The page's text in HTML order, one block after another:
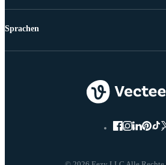
Sprachen